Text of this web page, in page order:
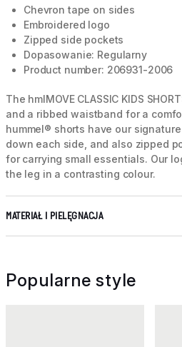
Chevron tape on sides
Embroidered logo
Zipped side pockets
Dopasowanie: Regularny
Product number: 206931-2006
The hmlMOVE CLASSIC KIDS
and a ribbed waistband for a
hummel® shorts have our
down each side, and also zipped
for carrying small essentials. Our
the leg in a contrasting colour.
MATERIAŁ I PIELĘGNACJA
Popularne style